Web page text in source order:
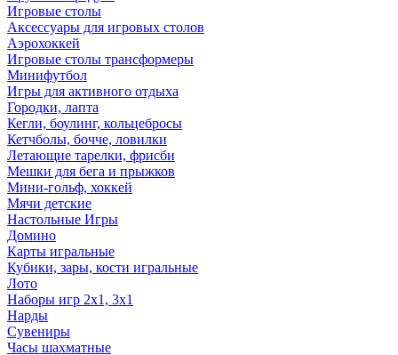
Игровые столы
Аксессуары для игровых столов
Аэрохоккей
Игровые столы трансформеры
Минифутбол
Игры для активного отдыха
Городки, лапта
Кегли, боулинг, кольцебросы
Кетчболы, бочче, ловилки
Летающие тарелки, фрисби
Мешки для бега и прыжков
Мини-гольф, хоккей
Мячи детские
Настольные Игры
Домино
Карты игральные
Кубики, зары, кости игральные
Лото
Наборы игр 2х1, 3х1
Нарды
Сувениры
Часы шахматные